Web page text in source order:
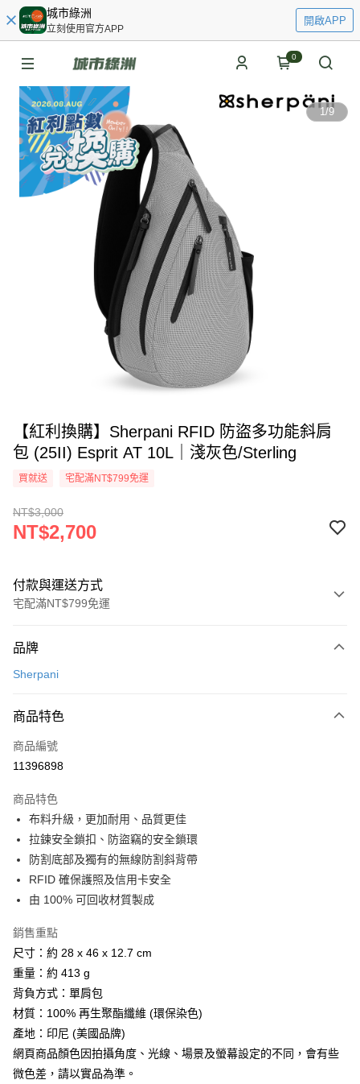
城市綠洲
立刻使用官方APP
開啟APP
0
1/9
【紅利換購】Sherpani RFID 防盜多功能斜肩
包 (25II) Esprit AT 10L｜淺灰色/Sterling
買就送 宅配滿NT$799免運
NT$3,000
NT$2,700
付款與運送方式
宅配滿NT$799免運
信用卡一次付款
Apple Pay
街口支付
Google Pay
全盈+PAY
AFTEE先享後付
相關說明
【關於「AFTEE先享後付」】
便利好安心！
１．簡單：不需註冊會員、不需綁卡、不需儲值。
２．便利：只要手機號碼，簡訊認證，即可結帳。
３．安心：先確認商品／服務後，再付款。
【「AFTEE先享後付」結帳流程】
１．於結帳方式選擇「AFTEE先享後付」後，將跳轉至「AFTEE先享後付」
結帳頁面，進行簡訊認證並確認金額後，即可完成結帳。
２．訂單成立數日內，您將收到繳費通知簡訊。
ATM／網路銀行／等多元方式進行付款，方視為交易完成。
貨到付款
運送方式
宅配
每筆NT$100，滿NT$799(含以上)免運費
付款後門市自取
品牌
Sherpani
商品特色
商品編號
11396898
商品特色
布料升級，更加耐用、品質更佳
拉鍊安全鎖扣、防盜竊的安全鎖環
防割底部及獨有的無線防割斜背帶
RFID 確保護照及信用卡安全
由 100% 可回收材質製成
銷售重點
尺寸：約 28 x 46 x 12.7 cm
重量：約 413 g
背負方式：單肩包
材質：100% 再生聚酯纖維 (環保染色)
產地：印尼 (美國品牌)
網頁商品顏色因拍攝角度、光線、場景及螢幕設定的不同，會有些
微色差，請以實品為準。